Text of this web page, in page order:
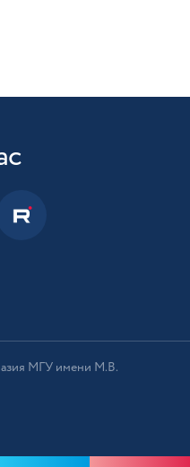
МГУ имени М.В.